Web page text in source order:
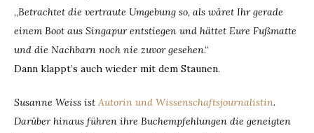
„Betrachtet die vertraute Umgebung so, als wäret Ihr gerade
einem Boot aus Singapur entstiegen und hättet Eure Fußmatte
und die Nachbarn noch nie zuvor gesehen.“
Dann klappt’s auch wieder mit dem Staunen.
Susanne Weiss ist Autorin und Wissenschaftsjournalistin.
Darüber hinaus führen ihre Buchempfehlungen die geneigten